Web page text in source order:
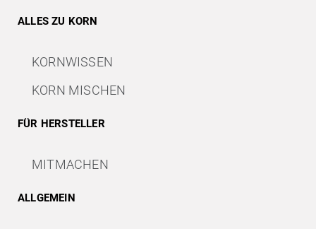
ALLES ZU KORN
KORNWISSEN
KORN MISCHEN
FÜR HERSTELLER
MITMACHEN
ALLGEMEIN